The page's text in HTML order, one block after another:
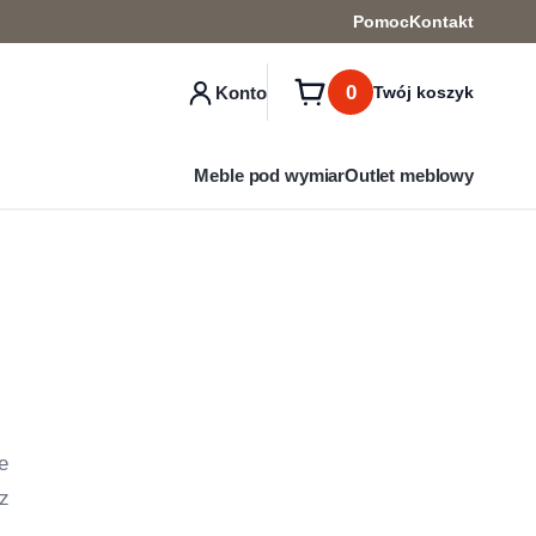
PomocKontakt
Konto 0 Twój koszyk
Meble pod wymiarOutlet meblowy